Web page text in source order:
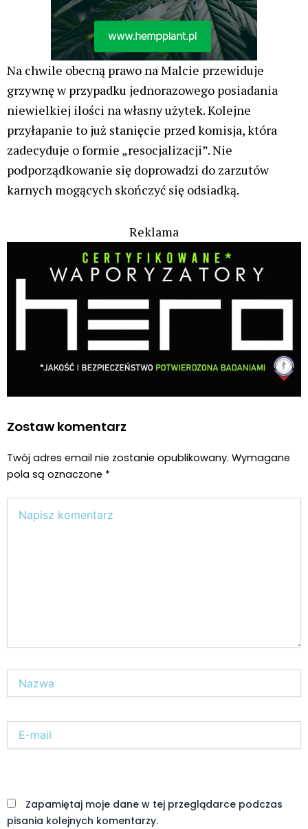
Na chwile obecną prawo na Malcie przewiduje
grzywnę w przypadku jednorazowego posiadania
niewielkiej ilości na własny użytek. Kolejne
przyłapanie to już stanięcie przed komisja, która
zadecyduje o formie „resocjalizacji”. Nie
podporządkowanie się doprowadzi do zarzutów
karnych mogących skończyć się odsiadką.
Reklama
Zostaw komentarz
Twój adres email nie zostanie opublikowany. Wymagane
pola są oznaczone *
tutaj..
mail*
Zapamiętaj moje dane w tej przeglądarce podczas
pisania kolejnych komentarzy.